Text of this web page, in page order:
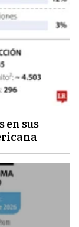
en sus